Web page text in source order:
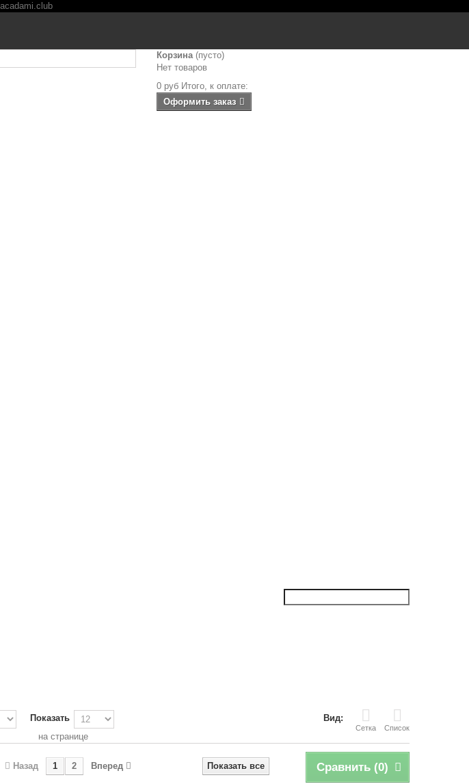
Корзина (пусто)
Нет товаров
0 руб Итого, к оплате:
Оформить заказ
Вид:
Сетка Список
Показать
на странице
Сравнить (0)
Показать все
Назад 1 2 Вперед